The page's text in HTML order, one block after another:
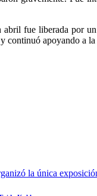
fue liberada por
continuó apoyando a